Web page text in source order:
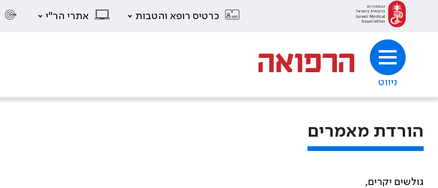
כרטיס רופא והטבות אתרי הר"י
ניווט
הורדת מאמרים
גולשים יקרים,